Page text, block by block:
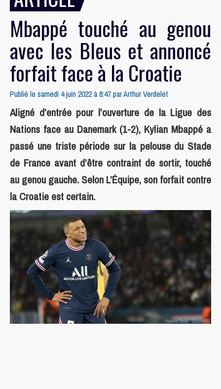
Mbappé touché au genou
avec les Bleus et annoncé
forfait face à la Croatie
Publié le samedi 4 juin 2022 à 8:47 parArthur Verdelet
Aligné d’entrée pour l’ouverture de la Ligue des
Nations face au Danemark (1-2), Kylian Mbappé a
passé une triste période sur la pelouse du Stade
de France avant d’être contraint de sortir, touché
au genou gauche. Selon L’Équipe, son forfait contre
la Croatie est certain.